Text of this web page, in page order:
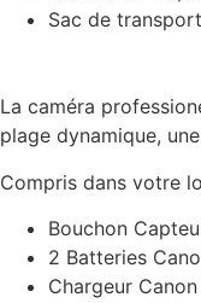
Sac de transport
La caméra
plage dynamique,
Compris dans votre
Bouchon
2 Batteries
Chargeur